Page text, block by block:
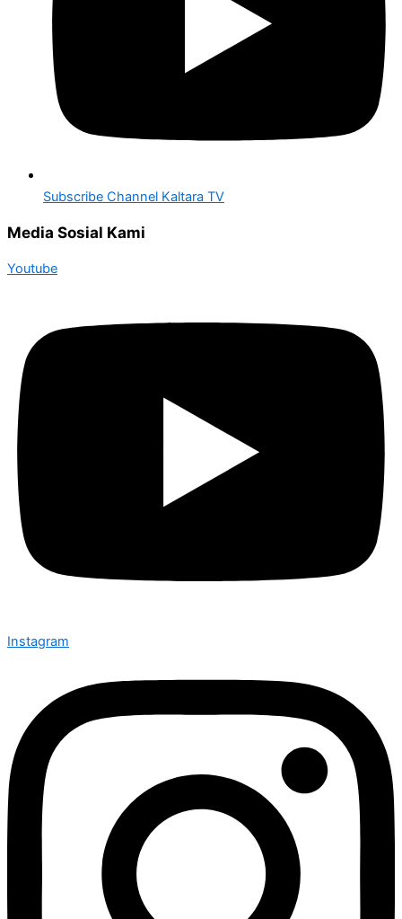
Subscribe Channel Kaltara TV
Media Sosial Kami
Youtube
Instagram